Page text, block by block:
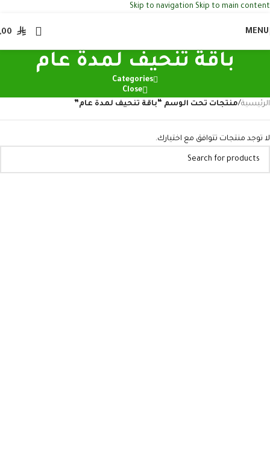
Skip to navigation Skip to main content
MENU
باقة تنحيف لمدة عام
Categories
Close
الرئيسية/منتجات تحت الوسم “باقة تنحيف لمدة عام”
لا توجد منتجات تتوافق مع اختيارك.